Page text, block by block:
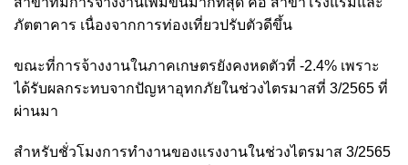
ภัตตาคาร เนื่องจากการท่องเที่ยวปรับตัวดีขึ้น
ขณะที่การจ้างงานในภาคเกษตรยังคงหดตัวที่ -2.4% เพราะ
ได้รับผลกระทบจากปัญหาอุทกภัยในช่วงไตรมาสที่ 3/2565 ที่
ผ่านมา
สำหรับชั่วโมงการทำงานของแรงงานในช่วงไตรมาส 3/2565